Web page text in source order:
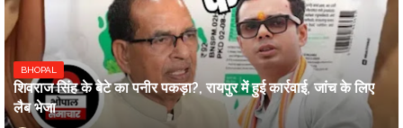
BHOPAL
शिवराज सिंह के बेटे का पनीर पकड़ा?, रायपुर में हुई कार्रवाई, जांच के लिए
लैब भेजा